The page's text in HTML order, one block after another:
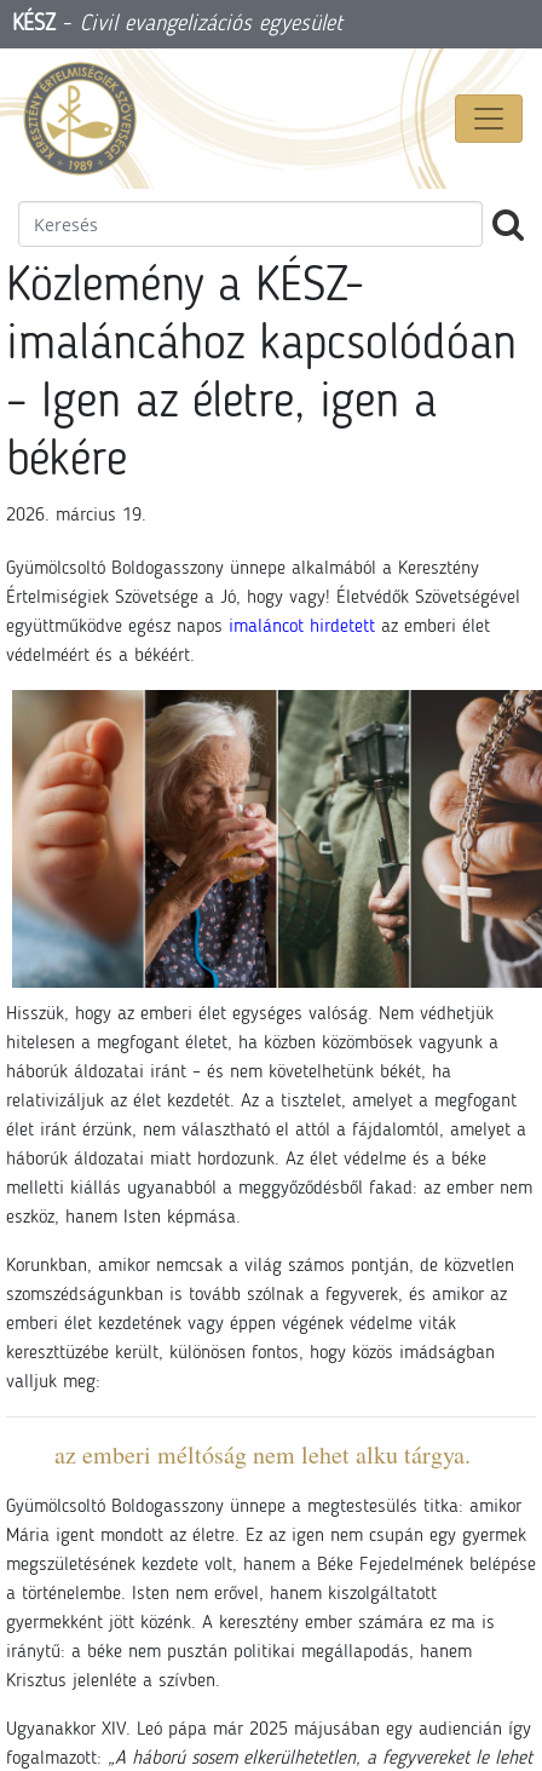
KÉSZ- Civil evangelizációs egyesület
Közlemény a KÉSZ-
imaláncához kapcsolódóan
– Igen az életre, igen a
békére
2026. március 19.
Gyümölcsoltó Boldogasszony ünnepe alkalmából a Keresztény
Értelmiségiek Szövetsége a Jó, hogy vagy! Életvédők Szövetségével
együttműködve egész napos imaláncot hirdetett az emberi élet
védelméért és a békéért.
Hisszük, hogy az emberi élet egységes valóság. Nem védhetjük
hitelesen a megfogant életet, ha közben közömbösek vagyunk a
háborúk áldozatai iránt – és nem követelhetünk békét, ha
relativizáljuk az élet kezdetét. Az a tisztelet, amelyet a megfogant
élet iránt érzünk, nem választható el attól a fájdalomtól, amelyet a
háborúk áldozatai miatt hordozunk. Az élet védelme és a béke
melletti kiállás ugyanabból a meggyőződésből fakad: az ember nem
eszköz, hanem Isten képmása.
Korunkban, amikor nemcsak a világ számos pontján, de közvetlen
szomszédságunkban is tovább szólnak a fegyverek, és amikor az
emberi élet kezdetének vagy éppen végének védelme viták
kereszttüzébe került, különösen fontos, hogy közös imádságban
valljuk meg:
az emberi méltóság nem lehet alku tárgya.
Gyümölcsoltó Boldogasszony ünnepe a megtestesülés titka: amikor
Mária igent mondott az életre. Ez az igen nem csupán egy gyermek
megszületésének kezdete volt, hanem a Béke Fejedelmének belépése
a történelembe. Isten nem erővel, hanem kiszolgáltatott
gyermekként jött közénk. A keresztény ember számára ez ma is
iránytű: a béke nem pusztán politikai megállapodás, hanem
Krisztus jelenléte a szívben.
Ugyanakkor XIV. Leó pápa már 2025 májusában egy audiencián így
fogalmazott: „A háború sosem elkerülhetetlen, a fegyvereket le lehet